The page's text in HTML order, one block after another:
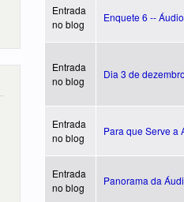
Entrada
no blog
Enquete 6 --
Entrada
no blog
Dia 3 de
Entrada
no blog
Para que Serve a
Entrada
no blog
Panorama da